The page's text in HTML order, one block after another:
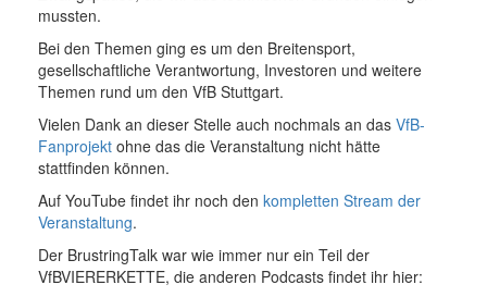
mussten.
Bei den Themen ging es um den Breitensport,
gesellschaftliche Verantwortung, Investoren und weitere
Themen rund um den VfB Stuttgart.
Vielen Dank an dieser Stelle auch nochmals an das VfB-
Fanprojekt ohne das die Veranstaltung nicht hätte
stattfinden können.
Auf YouTube findet ihr noch den kompletten Stream der
Veranstaltung.
Der BrustringTalk war wie immer nur ein Teil der
VfBVIERERKETTE, die anderen Podcasts findet ihr hier: